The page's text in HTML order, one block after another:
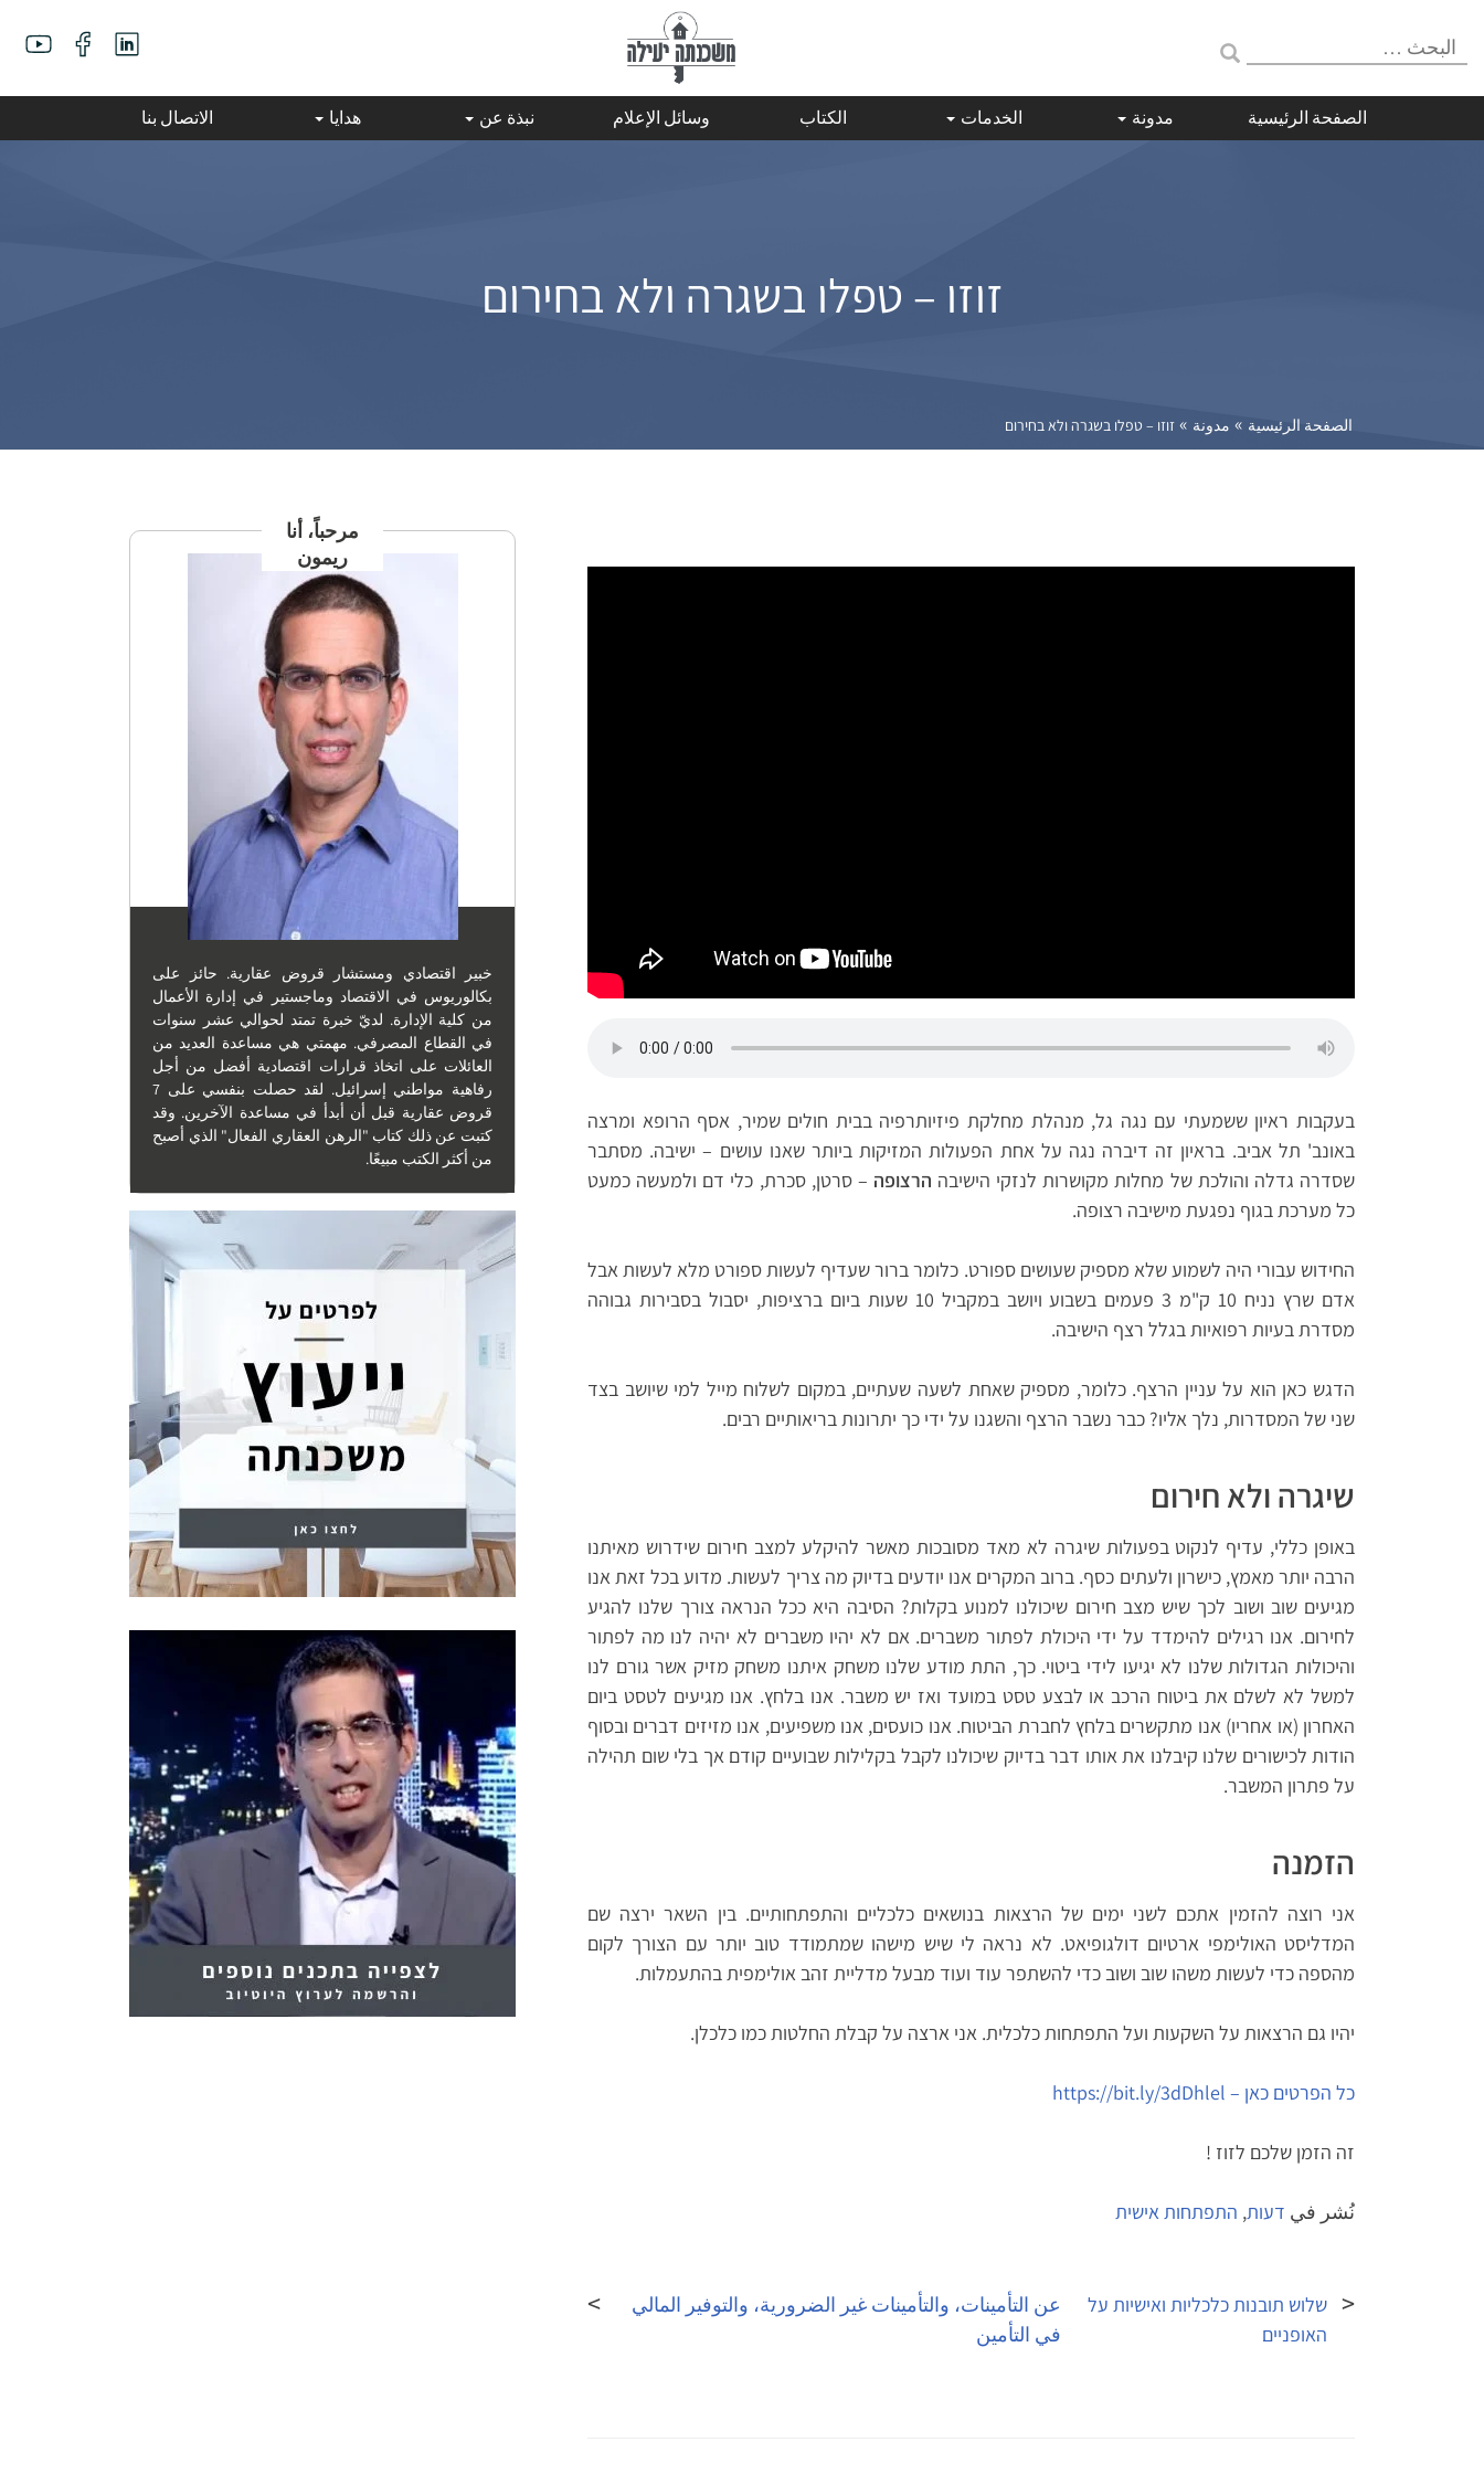
البحث:
الصفحة الرئيسية مدونة الخدمات الكتاب وسائل الإعلام نبذة عن هدايا الاتصال بنا
זוזו – טפלו בשגרה ולא בחירום
الصفحة الرئيسية » مدونة »זוזו – טפלו בשגרה ולא בחירום
בעקבות ראיון ששמעתי עם נגה גל, מנהלת מחלקת פיזיותרפיה בבית חולים שמיר, אסף הרופא ומרצה
באונב' תל אביב. בראיון זה דיברה נגה על אחת הפעולות המזיקות ביותר שאנו עושים – ישיבה. מסתבר
שסדרה גדלה והולכת של מחלות מקושרות לנזקי הישיבה הרצופה – סרטן, סכרת, כלי דם ולמעשה כמעט
כל מערכת בגוף נפגעת מישיבה רצופה.
החידוש עבורי היה לשמוע שלא מספיק שעושים ספורט. כלומר ברור שעדיף לעשות ספורט מלא לעשות אבל
אדם שרץ נניח 10 ק"מ 3 פעמים בשבוע ויושב במקביל 10 שעות ביום ברציפות, יסבול בסבירות גבוהה
מסדרת בעיות רפואיות בגלל רצף הישיבה.
הדגש כאן הוא על עניין הרצף. כלומר, מספיק שאחת לשעה שעתיים, במקום לשלוח מייל למי שיושב בצד
שני של המסדרות, נלך אליו? כבר נשבר הרצף והשגנו על ידי כך יתרונות בריאותיים רבים.
שיגרה ולא חירום
באופן כללי, עדיף לנקוט בפעולות שיגרה לא מאד מסובכות מאשר להיקלע למצב חירום שידרוש מאיתנו
הרבה יותר מאמץ, כישרון ולעתים כסף. ברוב המקרים אנו יודעים בדיוק מה צריך לעשות. מדוע בכל זאת אנו
מגיעים שוב ושוב לכך שיש מצב חירום שיכולנו למנוע בקלות? הסיבה היא ככל הנראה צורך שלנו להגיע
לחירום. אנו רגילים להימדד על ידי היכולת לפתור משברים. אם לא יהיו משברים לא יהיה לנו מה לפתור
והיכולות הגדולות שלנו לא יגיעו לידי ביטוי. כך, התת מודע שלנו משחק איתנו משחק מזיק אשר גורם לנו
למשל לא לשלם את ביטוח הרכב או לבצע טסט במועד ואז יש משבר. אנו בלחץ. אנו מגיעים לטסט ביום
האחרון (או אחריו) אנו מתקשרים בלחץ לחברת הביטוח. אנו כועסים, אנו משפיעים, אנו מזיזים דברים ובסוף
הודות לכישורים שלנו קיבלנו את אותו דבר בדיוק שיכולנו לקבל בקלילות שבועיים קודם אך בלי שום תהילה
על פתרון המשבר.
הזמנה
אני רוצה להזמין אתכם לשני ימים של הרצאות בנושאים כלכליים והתפתחותיים. בין השאר ירצה שם
המדליסט האולימפי ארטיום דולגופיאט. לא נראה לי שיש מישהו שמתמודד טוב יותר עם הצורך לקום
מהספה כדי לעשות משהו שוב ושוב כדי להשתפר עוד ועוד מבעל מדליית זהב אולימפית בהתעמלות.
יהיו גם הרצאות על השקעות ועל התפתחות כלכלית. אני ארצה על קבלת החלטות כמו כלכלן.
כל הפרטים כאן – https://bit.ly/3dDhlel
זה הזמן שלכם לזוז !
نُشر في דעות, התפתחות אישית
المقالات
שלוש תובנות כלכליות ואישיות על
האופניים
عن التأمينات، والتأمينات غير الضرورية، والتوفير المالي
في التأمين
مرحباً، أنا
ريمون
خبير اقتصادي ومستشار قروض عقارية. حائز على
بكالوريوس في الاقتصاد وماجستير في إدارة الأعمال
من كلية الإدارة. لديّ خبرة تمتد لحوالي عشر سنوات
في القطاع المصرفي. مهمتي هي مساعدة العديد من
العائلات على اتخاذ قرارات اقتصادية أفضل من أجل
رفاهية مواطني إسرائيل. لقد حصلت بنفسي على 7
قروض عقارية قبل أن أبدأ في مساعدة الآخرين. وقد
كتبت عن ذلك كتاب "الرهن العقاري الفعال" الذي أصبح
من أكثر الكتب مبيعًا.